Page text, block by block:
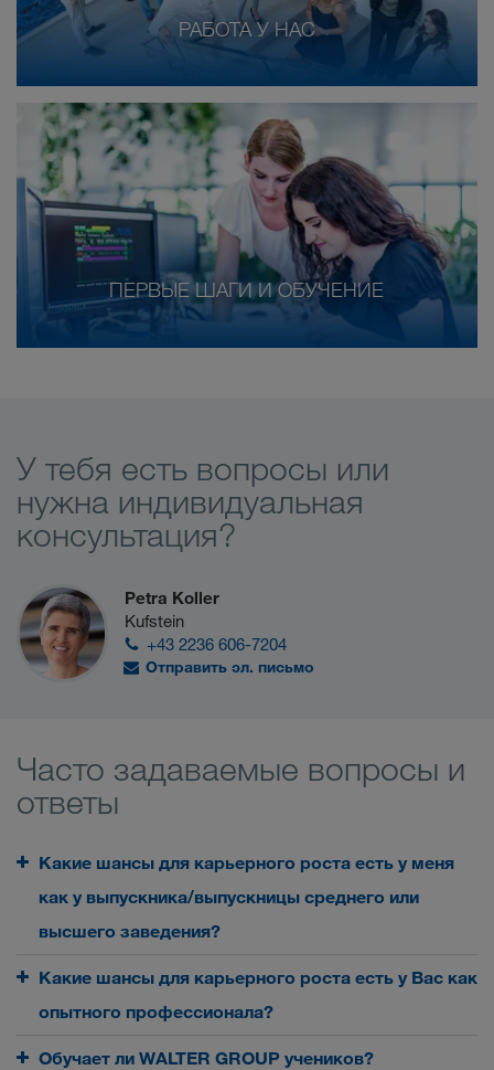
РАБОТА У НАС
ПЕРВЫЕ ШАГИ И ОБУЧЕНИЕ
У тебя есть вопросы или
нужна индивидуальная
консультация?
Petra Koller
Kufstein
+43 2236 606-7204
Отправить эл. письмо
Часто задаваемые вопросы и
ответы
Какие шансы для карьерного роста есть у меня
как у выпускника/выпускницы среднего или
высшего заведения?
Какие шансы для карьерного роста есть у Вас как
опытного профессионала?
Обучает ли WALTER GROUP учеников?